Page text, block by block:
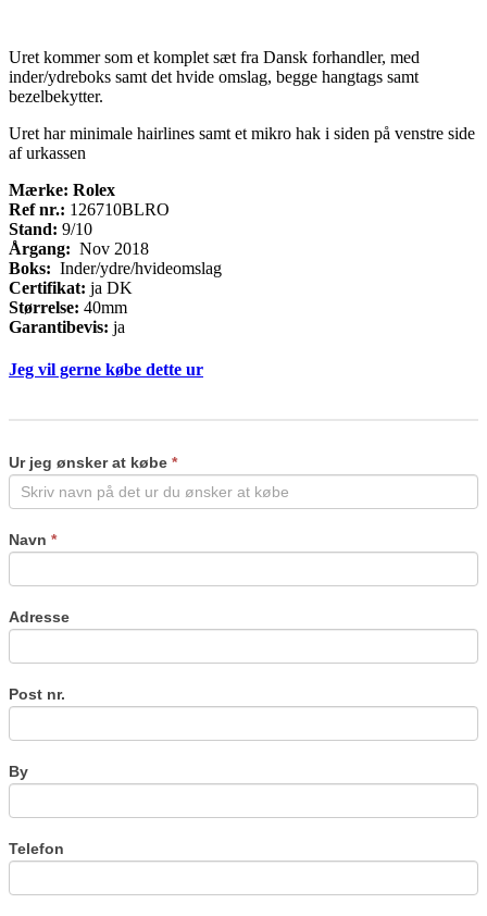
Uret kommer som et komplet sæt fra Dansk forhandler, med
inder/ydreboks samt det hvide omslag, begge hangtags samt
bezelbekytter.
Uret har minimale hairlines samt et mikro hak i siden på venstre side
af urkassen
Mærke: Rolex
Ref nr.: 126710BLRO
Stand: 9/10
Årgang: Nov 2018
Boks: Inder/ydre/hvideomslag
Certifikat: ja DK
Størrelse: 40mm
Garantibevis: ja
Jeg vil gerne købe dette ur
Ur jeg ønsker at købe *
Navn *
Adresse
Post nr.
By
Telefon
human,
leave
this
blank.